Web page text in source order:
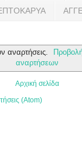
αναρτήσεις.
αναρτήσεων
Αρχική σελίδα
(Atom)